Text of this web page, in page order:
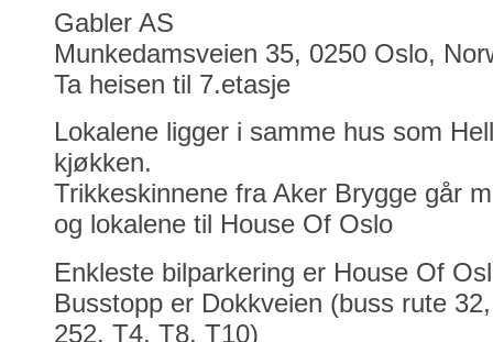
Gabler AS
Munkedamsveien 35, 0250 Oslo,
Ta heisen til 7.etasje
Lokalene ligger i samme hus som
kjøkken.
Trikkeskinnene fra Aker Brygge går
og lokalene til House Of Oslo
Enkleste bilparkering er House Of
Busstopp er Dokkveien (buss rute
252, T4, T8, T10)